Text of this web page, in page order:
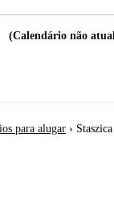
(Calendário não
para alugar › Staszica